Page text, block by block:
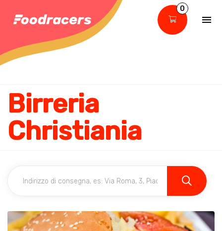
0
Birreria
Christiania